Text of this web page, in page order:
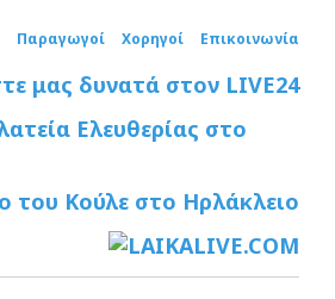
Παραγωγοί Χορηγοί Επικοινωνία